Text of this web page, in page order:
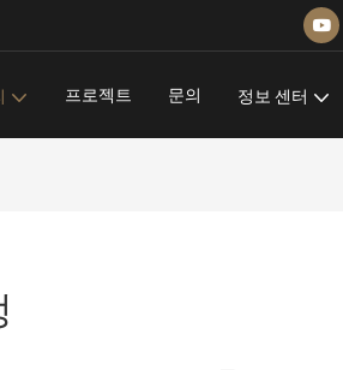
프로젝트 문의 정보 센터